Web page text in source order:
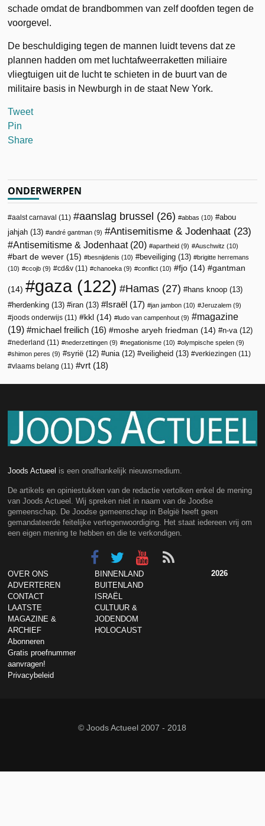
schade omdat de brandbommen van zelf doofden tegen de
voorgevel.
De beschuldiging tegen de mannen luidt tevens dat ze
plannen hadden om met luchtafweerraketten miliaire
vliegtuigen uit de lucht te schieten in de buurt van de
militaire basis in Newburgh in de staat New York.
Tweet
Pin
Share
ONDERWERPEN
aalst carnaval (11) aanslag brussel (26) abbas (10)
abou
jahjah (13) andré gantman (9) Antisemitisme & Jodenhaat (23)
Antisemitisme & Jodenhaat(20) apartheid (9) Auschwitz (10)
bart de wever (15) besnijdenis (10) beveiliging (13)
brigitte herremans
(10)
ccojb (9) cd&v (11) chanoeka (9) conflict (10) fjo (14) gantman
(14) gaza (122) Hamas (27) hans knoop (13)
herdenking (13) iran (13) Israël (17) jan jambon (10) Jeruzalem (9)
joods onderwijs (11) kkl (14) ludo van campenhout (9)
magazine
(19)
michael freilich (16) moshe aryeh friedman (14) n-va (12)
nederland (11) nederzettingen (9) negationisme (10) olympische spelen (9)
shimon peres (9) syrië (12) unia (12) veiligheid (13) verkiezingen (11)
vlaams belang (11) vrt (18)
Joods Actueel is een onafhankelijk nieuwsmedium.
De artikels en opiniestukken van de redactie vertolken enkel de mening
van Joods Actueel. Wij spreken niet in naam van de Joodse
gemeenschap. De Joodse gemeenschap in België heeft geen
gemandateerde feitelijke vertegenwoordiging. Het staat iedereen vrij om
een eigen mening te hebben en die te verkondigen.
OVER ONS
ADVERTEREN
CONTACT
LAATSTE
MAGAZINE &
ARCHIEF
Abonneren
Gratis proefnummer
aanvragen!
Privacybeleid
BINNENLAND
BUITENLAND
ISRAËL
CULTUUR &
JODENDOM
HOLOCAUST
2026
© Joods Actueel 2007 - 2018